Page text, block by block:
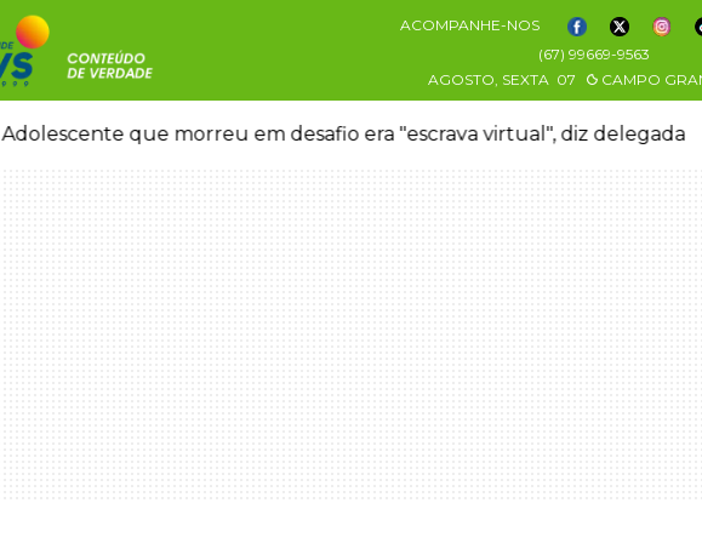
ACOMPANHE-NOS
(67) 99669-9563
AGOSTO, SEXTA 07 CAMPO
Adolescente que morreu em desafio era "escrava virtual", diz delegada